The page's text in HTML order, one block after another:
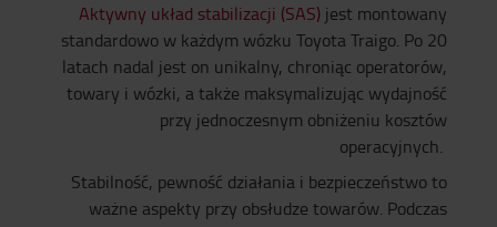
Aktywny układ stabilizacji (SAS) jest montowany
standardowo w każdym wózku Toyota Traigo. Po 20
latach nadal jest on unikalny, chroniąc operatorów,
towary i wózki, a także maksymalizując wydajność
przy jednoczesnym obniżeniu kosztów
operacyjnych.
Stabilność, pewność działania i bezpieczeństwo to
ważne aspekty przy obsłudze towarów. Podczas